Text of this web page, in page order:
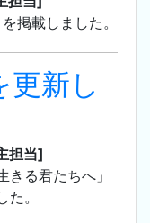
を掲載しました。
更新し
担当]
きる君たちへ」
。